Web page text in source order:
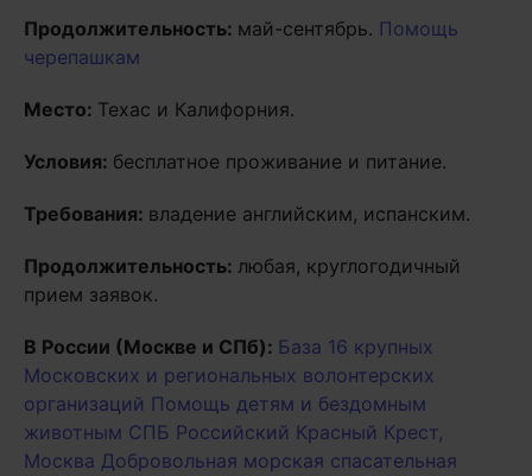
Продолжительность: май-сентябрь. Помощь
черепашкам
Место: Техас и Калифорния.
Условия: бесплатное проживание и питание.
Требования: владение английским, испанским.
Продолжительность: любая, круглогодичный
прием заявок.
В России (Москве и СПб): База 16 крупных
Московских и региональных волонтерских
организаций Помощь детям и бездомным
животным СПБ Российский Красный Крест,
Москва Добровольная морская спасательная